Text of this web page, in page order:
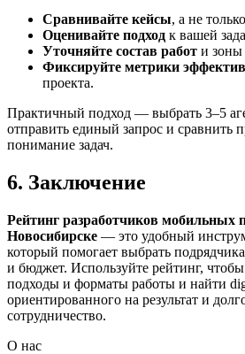
Сравнивайте кейсы, а не
Оценивайте подход к вашей
Уточняйте состав работ и зоны
Фиксируйте метрики
проекта.
Практичный подход — выбрать 3–5
отправить единый запрос и сравнить
понимание задач.
6. Заключение
Рейтинг разработчиков мобильных
Новосибирске — это удобный
который помогает выбрать
и бюджет. Используйте рейтинг, чтобы
подходы и форматы работы и найти
ориентированного на результат и
сотрудничество.
О нас